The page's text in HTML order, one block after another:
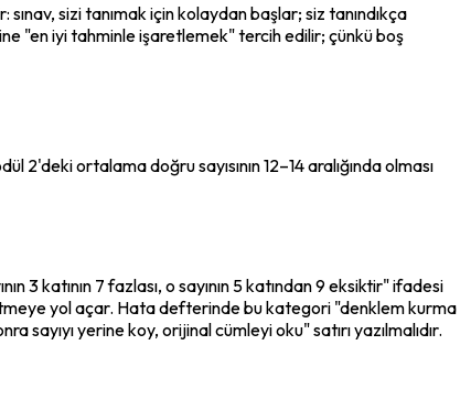
sizi tanımak için kolaydan başlar; siz tanındıkça
"en iyi tahminle işaretlemek" tercih edilir; çünkü boş
ortalama doğru sayısının 12–14 aralığında olması
3 katının 7 fazlası, o sayının 5 katından 9 eksiktir" ifadesi
yol açar. Hata defterinde bu kategori "denklem kurma
yerine koy, orijinal cümleyi oku" satırı yazılmalıdır.